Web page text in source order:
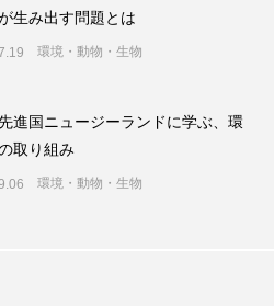
生み出す問題とは
環境・動物・生物
進国ニュージーランドに学ぶ、環
取り組み
環境・動物・生物